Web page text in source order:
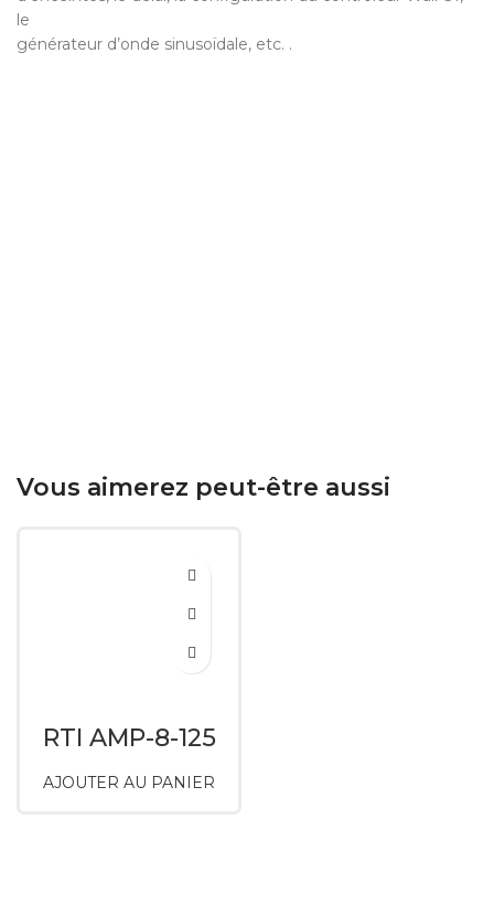
le
générateur d’onde sinusoïdale, etc. .
Vous aimerez peut-être aussi
RTI AMP-8-125
AJOUTER AU PANIER